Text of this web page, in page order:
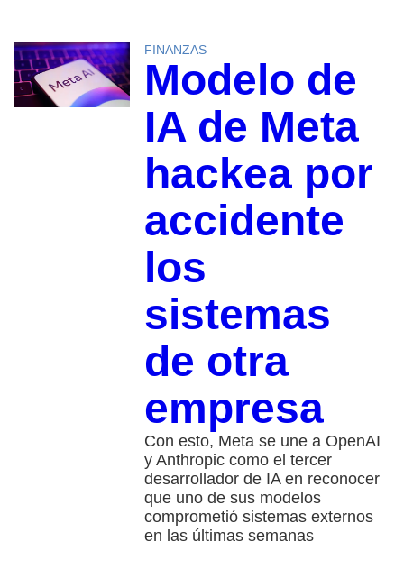
FINANZAS
Modelo de
IA de Meta
hackea por
accidente
los
sistemas
de otra
empresa
Con esto, Meta se une a OpenAI
y Anthropic como el tercer
desarrollador de IA en reconocer
que uno de sus modelos
comprometió sistemas externos
en las últimas semanas